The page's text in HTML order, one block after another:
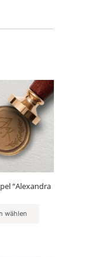
“Alexandra
wählen